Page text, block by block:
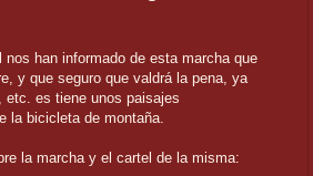
han informado de esta marcha que
y que seguro que valdrá la pena, ya
etc. es tiene unos paisajes
la bicicleta de montaña.
la marcha y el cartel de la misma: